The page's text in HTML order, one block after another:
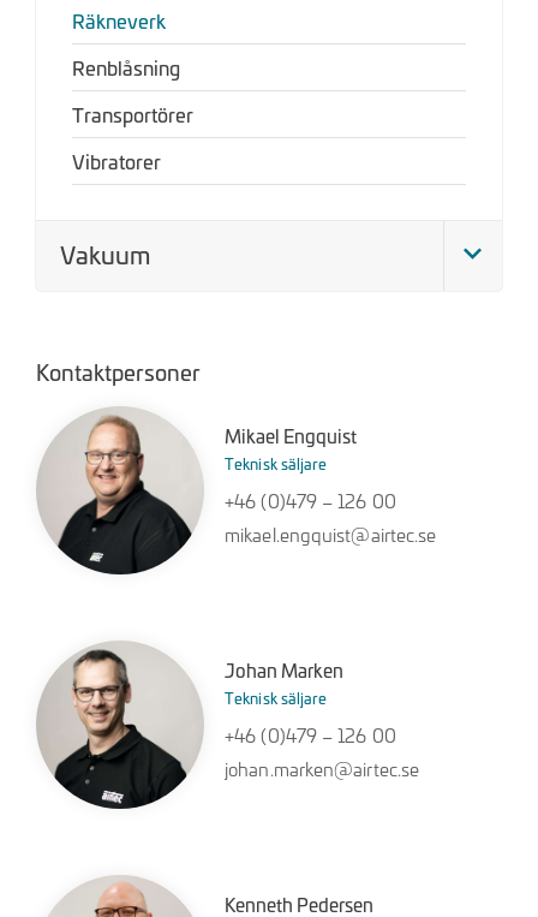
Räkneverk
Renblåsning
Transportörer
Vibratorer
Vakuum
Kontaktpersoner
Mikael Engquist
Teknisk säljare
+46 (0)479 – 126 00
mikael.engquist@airtec.se
Johan Marken
Teknisk säljare
+46 (0)479 – 126 00
johan.marken@airtec.se
Kenneth Pedersen